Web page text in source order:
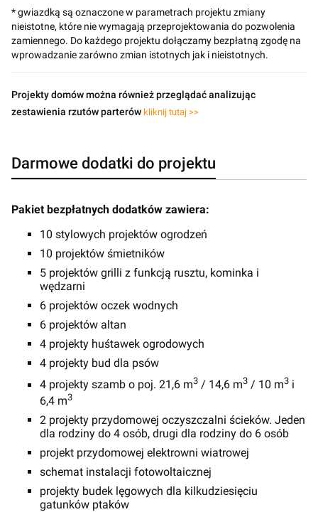
* gwiazdką są oznaczone w parametrach projektu zmiany
nieistotne, które nie wymagają przeprojektowania do pozwolenia
zamiennego. Do każdego projektu dołączamy bezpłatną zgodę na
wprowadzanie zarówno zmian istotnych jak i nieistotnych.
Projekty domów można również przeglądać analizując
zestawienia rzutów parterów kliknij tutaj >>
Darmowe dodatki do projektu
Pakiet bezpłatnych dodatków zawiera:
10 stylowych projektów ogrodzeń
10 projektów śmietników
5 projektów grilli z funkcją rusztu, kominka i
wędzarni
6 projektów oczek wodnych
6 projektów altan
4 projekty huśtawek ogrodowych
4 projekty bud dla psów
4 projekty szamb o poj. 21,6 m3 / 14,6 m3 / 10 m3 i
6,4 m3
2 projekty przydomowej oczyszczalni ścieków. Jeden
dla rodziny do 4 osób, drugi dla rodziny do 6 osób
projekt przydomowej elektrowni wiatrowej
schemat instalacji fotowoltaicznej
projekty budek lęgowych dla kilkudziesięciu
gatunków ptaków